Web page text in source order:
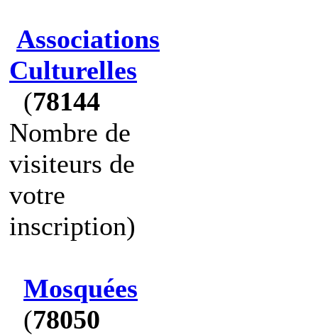
Associations
Culturelles
(78144
Nombre de
visiteurs de
votre
inscription)
Mosquées
(78050